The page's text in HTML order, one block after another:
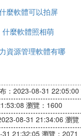
次肋，背楞豎向
件式落地單排腳
落地雙排腳手架
手架，普通型
普通型鋼懸挑
麼軟體可以拍屏
什麼軟體照相萌
資源管理軟體有哪
：2023-08-31 22:05:00
瀏覽：1600
08-31 21:34:06 瀏
31 21:32:05 瀏覽：2071